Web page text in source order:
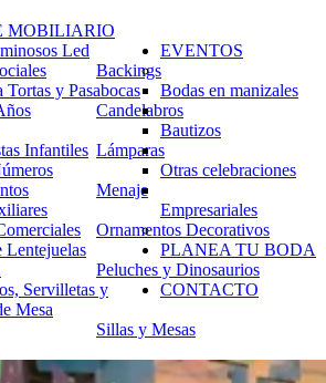
MOBILIARIO
Led
Backings
Tortas y Pasabocas
Candelabros
Lámparas
Menaje
Ornamentos Decorativos
Lentejuelas
Peluches y Dinosaurios
Servilletas y
Mesa
Sillas y Mesas
EVENTOS
Bodas en manizales
Bautizos
Infantiles
Otras celebraciones
Empresariales
PLANEA TU BODA
CONTACTO